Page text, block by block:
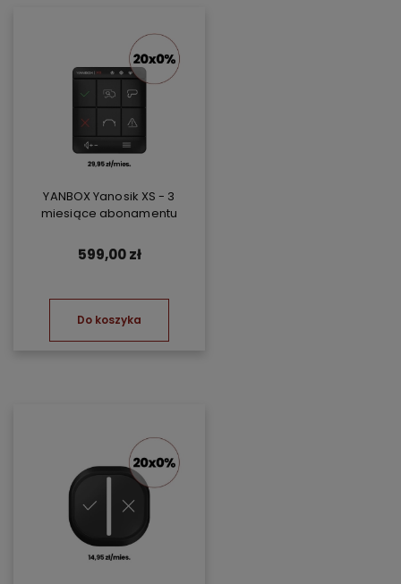
YANBOX Yanosik XS - 3
miesiące abonamentu
599,00 zł
Do koszyka